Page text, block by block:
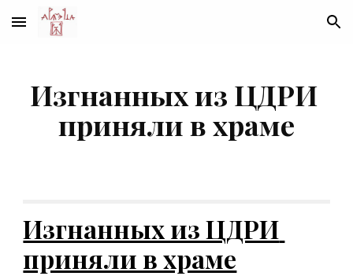
Skip to main content Skip to navigation
Изгнанных из ЦДРИ
приняли в храме
Изгнанных из ЦДРИ
приняли в храме